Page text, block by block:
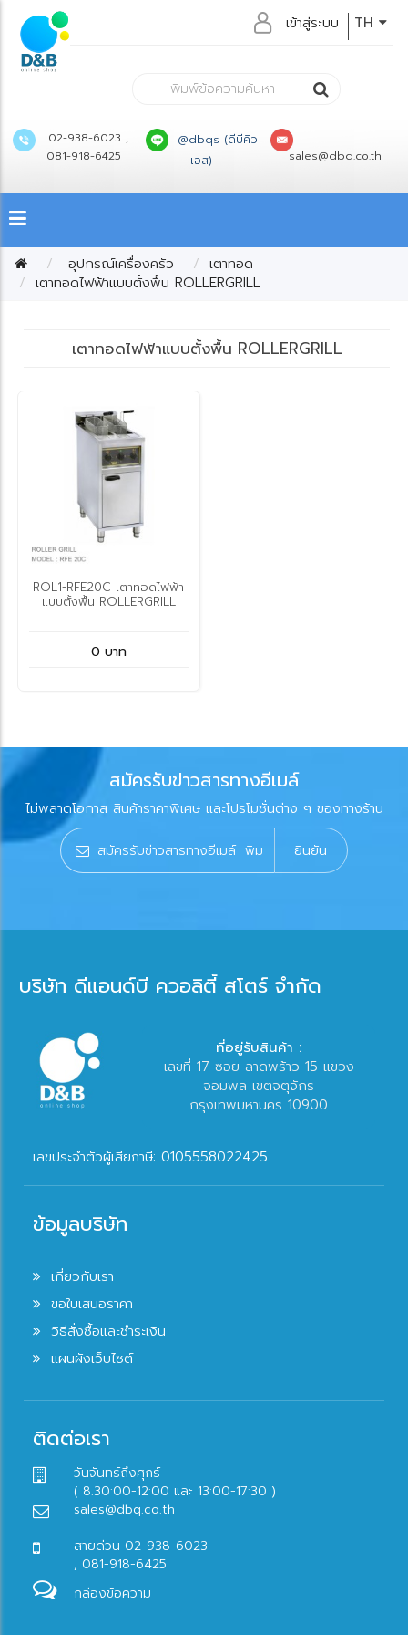
TH
เข้าสู่ระบบ
02-938-6023 ,
081-918-6425
@dbqs (ดีบีคิว
เอส)
sales@dbq.co.th
อุปกรณ์เครื่องครัว
เตาทอด
เตาทอดไฟฟ้าแบบตั้งพื้น ROLLERGRILL
เตาทอดไฟฟ้าแบบตั้งพื้น ROLLERGRILL
ROL1-RFE20C เตาทอดไฟฟ้า
แบบตั้งพื้น ROLLERGRILL
0 บาท
สมัครรับข่าวสารทางอีเมล์
ไม่พลาดโอกาส สินค้าราคาพิเศษ และโปรโมชั่นต่าง ๆ ของทางร้าน
ยินยัน
บริษัท ดีแอนด์บี ควอลิตี้ สโตร์ จำกัด
ที่อยู่รับสินค้า :
เลขที่ 17 ซอย ลาดพร้าว 15 แขวง
จอมพล เขตจตุจักร
กรุงเทพมหานคร 10900
เลขประจำตัวผู้เสียภาษี: 0105558022425
ข้อมูลบริษัท
เกี่ยวกับเรา
ขอใบเสนอราคา
วิธีสั่งซื้อและชำระเงิน
แผนผังเว็บไซต์
ติดต่อเรา
วันจันทร์ถึงศุกร์
( 8.30:00-12:00 และ 13:00-17:30 )
sales@dbq.co.th
สายด่วน 02-938-6023
, 081-918-6425
กล่องข้อความ